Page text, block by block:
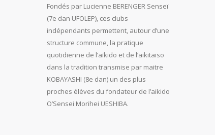
Fondés par Lucienne BERENGER Senseï
(7e dan UFOLEP), ces clubs
indépendants permettent, autour d’une
structure commune, la pratique
quotidienne de l’aïkido et de l’aikitaiso
dans la tradition transmise par maitre
KOBAYASHI (8e dan) un des plus
proches élèves du fondateur de l’aikido
O’Sensei Morihei UESHIBA.